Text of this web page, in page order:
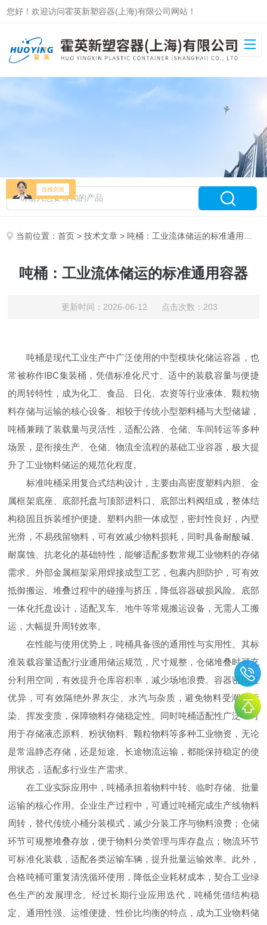
您好！欢迎访问霍英新塑容器(上海)有限公司网站！
当前位置：首页 >技术文章 > 吨桶：工业流体储运的标准通用容器
吨桶：工业流体储运的标准通用容器
更新时间：2026-06-12 点击次数：203
吨桶是现代工业生产中广泛使用的中型模块化储运容器，也
常被称作IBC集装桶，凭借标准化尺寸、适中的装载容量与便捷
的周转特性，成为化工、食品、日化、农资等行业液体、颗粒物
料存储与运输的核心设备。相较于传统小型塑料桶与大型储罐，
吨桶兼顾了装载量与灵活性，适配公路、仓储、车间转运等多种
场景，是衔接生产、仓储、物流全流程的基础工业容器，极大提
升了工业物料储运的规范化程度。
标准吨桶采用复合式结构设计，主要由高密度塑料内胆、金
属框架底座、底部托盘与顶部进料口、底部出料阀组成，整体结
构稳固且拆装维护便捷。塑料内胆一体成型，密封性良好，内壁
光滑，不易残留物料，可有效减少物料损耗，同时具备耐酸碱、
耐腐蚀、抗老化的基础特性，能够适配多数常规工业物料的存储
需求。外部金属框架采用焊接成型工艺，包裹内胆防护，可有效
抵御搬运、堆叠过程中的碰撞与挤压，降低容器破损风险。底部
一体化托盘设计，适配叉车、地牛等常规搬运设备，无需人工搬
运，大幅提升周转效率。
在性能与使用优势上，吨桶具备强的通用性与实用性。其标
准装载容量适配行业通用储运规范，尺寸规整，仓储堆叠时可充
分利用空间，有效提升仓库容积率，减少场地浪费。容器密闭性
优异，可有效隔绝外界灰尘、水汽与杂质，避免物料受潮、污
染、挥发变质，保障物料存储稳定性。同时吨桶适配性广泛，可
用于存储液态原料、粉状物料、颗粒物料等多种工业物资，无论
是常温静态存储，还是短途、长途物流运输，都能保持稳定的使
用状态，适配多行业生产需求。
在工业实际应用中，吨桶承担着物料中转、临时存储、批量
运输的核心作用。企业生产过程中，可通过吨桶完成生产线物料
周转，替代传统小桶分装模式，减少分装工序与物料浪费；仓储
环节可规整堆叠存放，便于物料分类管理与库存盘点；物流环节
可标准化装载，适配各类运输车辆，提升批量运输效率。此外，
合格吨桶可重复清洗循环使用，降低企业耗材成本，契合工业绿
色生产的发展理念。经过长期行业应用迭代，吨桶凭借结构稳
定、通用性强、运维便捷、性价比均衡的特点，成为工业物料储